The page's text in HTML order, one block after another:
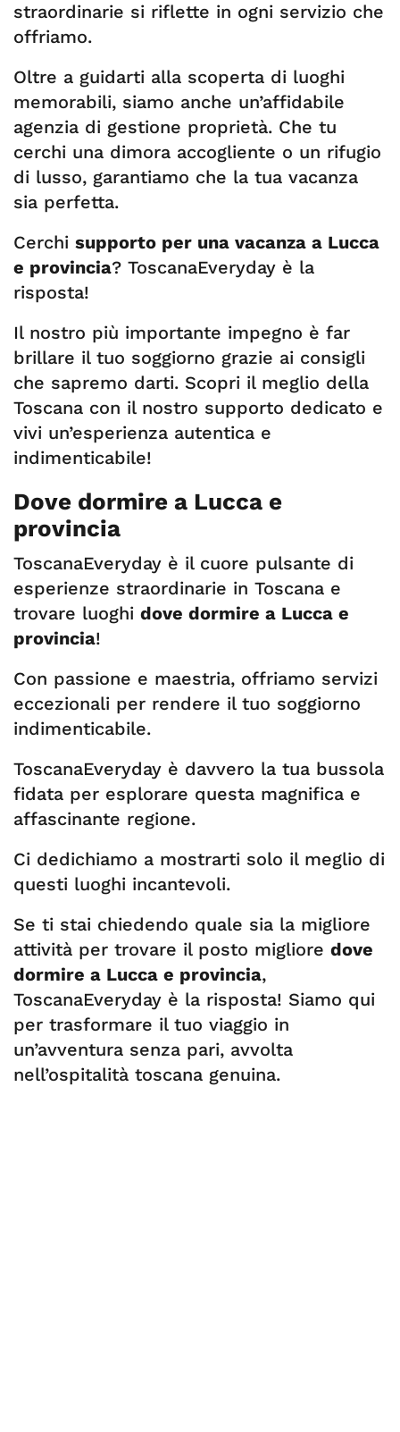
straordinarie si riflette in ogni servizio che
offriamo.
Oltre a guidarti alla scoperta di luoghi
memorabili, siamo anche un’affidabile
agenzia di gestione proprietà. Che tu
cerchi una dimora accogliente o un rifugio
di lusso, garantiamo che la tua vacanza
sia perfetta.
Cerchi supporto per una vacanza a Lucca
e provincia? ToscanaEveryday è la
risposta!
Il nostro più importante impegno è far
brillare il tuo soggiorno grazie ai consigli
che sapremo darti. Scopri il meglio della
Toscana con il nostro supporto dedicato e
vivi un’esperienza autentica e
indimenticabile!
Dove dormire a Lucca e
provincia
ToscanaEveryday è il cuore pulsante di
esperienze straordinarie in Toscana e
trovare luoghi dove dormire a Lucca e
provincia!
Con passione e maestria, offriamo servizi
eccezionali per rendere il tuo soggiorno
indimenticabile.
ToscanaEveryday è davvero la tua bussola
fidata per esplorare questa magnifica e
affascinante regione.
Ci dedichiamo a mostrarti solo il meglio di
questi luoghi incantevoli.
Se ti stai chiedendo quale sia la migliore
attività per trovare il posto migliore dove
dormire a Lucca e provincia,
ToscanaEveryday è la risposta! Siamo qui
per trasformare il tuo viaggio in
un’avventura senza pari, avvolta
nell’ospitalità toscana genuina.